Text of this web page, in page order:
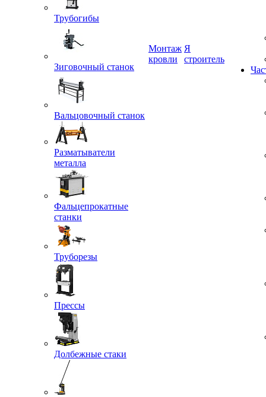
Трубогибы
Зиговочный станок
Вальцовочный станок
Разматыватели
металла
Фальцепрокатные
станки
Труборезы
Прессы
Долбежные стаки
Монтаж
Я